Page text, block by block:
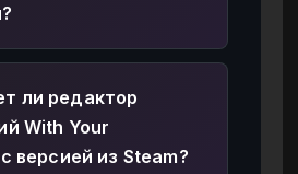
ли редактор
With Your
версией из Steam?